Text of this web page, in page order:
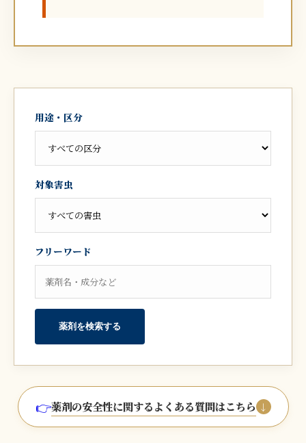
用途・区分
対象害虫
フリーワード
薬剤を検索する
👉薬剤の安全性に関するよくある質問はこちら ↓